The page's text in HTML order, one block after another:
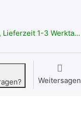
1-3 Werktage.
Weitersagen